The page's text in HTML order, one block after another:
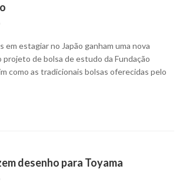
em estagiar no Japão ganham uma nova
de bolsa de estudo da Fundação
como as tradicionais bolsas oferecidas pelo
desenho para Toyama